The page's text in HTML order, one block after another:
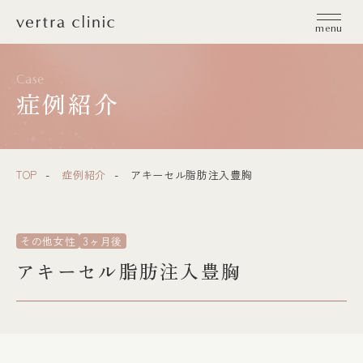
vertra clinic（ヴェルトラクリニック）
menu
Case
症例紹介
TOP 症例紹介 アキーセル脂肪注入豊胸
その他女性 3ヶ月後
アキーセル脂肪注入豊胸